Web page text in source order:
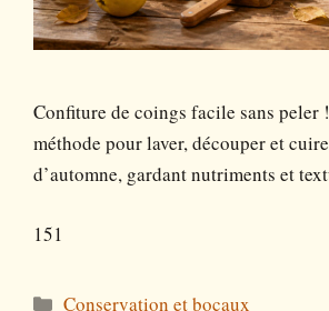
Confiture de coings facile sans peler
méthode pour laver, découper et
d’automne, gardant nutriments et
151
Catégories
Conservation et bocaux